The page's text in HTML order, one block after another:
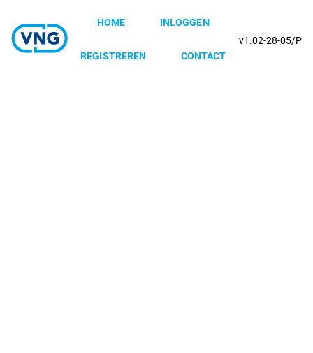
HOME INLOGGEN
REGISTREREN CONTACT
v1.02-28-05/P